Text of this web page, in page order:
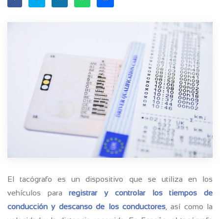
El tacógrafo es un dispositivo que se utiliza en los
vehículos pararegistrar y controlar los tiempos de
conducción y descanso de los conductores, así como la